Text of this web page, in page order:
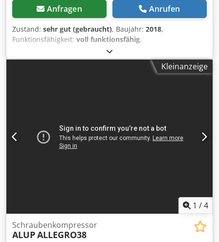
Anfragen Anrufen
Zustand: sehr gut (gebraucht), Baujahr: 2018,
Funktionsfähigkeit: voll funktionsfähig,
Schraubenkompressor ALUP SCK100, Maschine mit
Wärmetauscher, nach Wartung Technische Daten:
Leistung: 12,40 m³/min; Motor: 75 kW; Maximaler Druck: 10
Kleinanzeige
1 /4
Schraubenkompressor
ALUPALLEGRO38